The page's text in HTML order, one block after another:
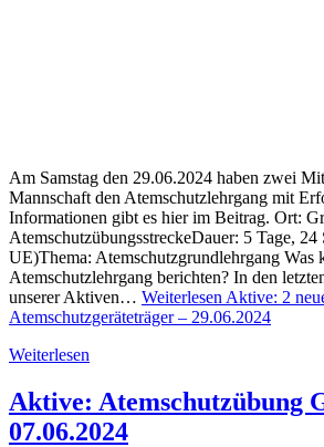
Am Samstag den 29.06.2024 haben zwei
Mannschaft den Atemschutzlehrgang mit
Informationen gibt es hier im Beitrag. Ort:
AtemschutzübungsstreckeDauer: 5 Tage, 24
UE)Thema: Atemschutzgrundlehrgang Was
Atemschutzlehrgang berichten? In den
unserer Aktiven… Weiterlesen Aktive: 2
Atemschutzgeräteträger – 29.06.2024
Weiterlesen
Aktive: Atemschutzübung
07.06.2024